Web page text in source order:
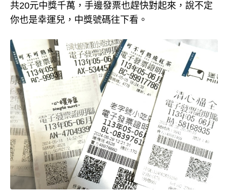
共20元中獎千萬，手邊發票也趕快對起來，說不定
你也是幸運兒，中獎號碼往下看。